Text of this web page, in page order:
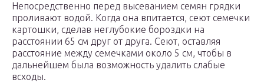
Непосредственно перед высеванием семян грядки
проливают водой. Когда она впитается, сеют семечки
картошки, сделав неглубокие бороздки на
расстоянии 65 см друг от друга. Сеют, оставляя
расстояние между семечками около 5 см, чтобы в
дальнейшем была возможность удалить слабые
всходы.